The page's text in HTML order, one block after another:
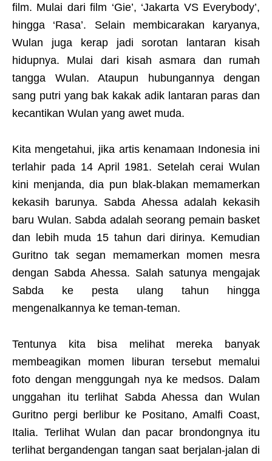
film. Mulai dari film ‘Gie’, ‘Jakarta VS Everybody’,
hingga ‘Rasa’. Selain membicarakan karyanya,
Wulan juga kerap jadi sorotan lantaran kisah
hidupnya. Mulai dari kisah asmara dan rumah
tangga Wulan. Ataupun hubungannya dengan
sang putri yang bak kakak adik lantaran paras dan
kecantikan Wulan yang awet muda.
Kita mengetahui, jika artis kenamaan Indonesia ini
terlahir pada 14 April 1981. Setelah cerai Wulan
kini menjanda, dia pun blak-blakan memamerkan
kekasih barunya. Sabda Ahessa adalah kekasih
baru Wulan. Sabda adalah seorang pemain basket
dan lebih muda 15 tahun dari dirinya. Kemudian
Guritno tak segan memamerkan momen mesra
dengan Sabda Ahessa. Salah satunya mengajak
Sabda ke pesta ulang tahun hingga
mengenalkannya ke teman-teman.
Tentunya kita bisa melihat mereka banyak
membeagikan momen liburan tersebut memalui
foto dengan menggungah nya ke medsos. Dalam
unggahan itu terlihat Sabda Ahessa dan Wulan
Guritno pergi berlibur ke Positano, Amalfi Coast,
Italia. Terlihat Wulan dan pacar brondongnya itu
terlihat bergandengan tangan saat berjalan-jalan di